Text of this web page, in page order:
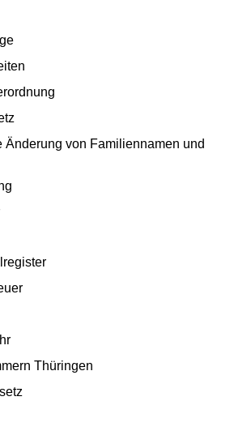
Änderung von Familiennamen und
Thüringen